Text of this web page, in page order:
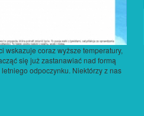
wskazuje coraz wyższe temperatury,
się już zastanawiać nad formą
odpoczynku. Niektórzy z nas